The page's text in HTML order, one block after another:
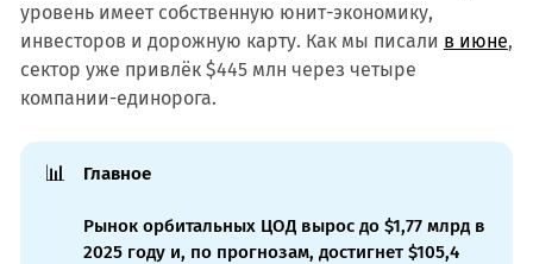
уровень имеет собственную юнит-экономику,
инвесторов и дорожную карту. Как мы писали в июне,
сектор уже привлёк $445 млн через четыре
компании-единорога.
📊 Главное
Рынок орбитальных ЦОД вырос до $1,77 млрд в
2025 году и, по прогнозам, достигнет $105,4